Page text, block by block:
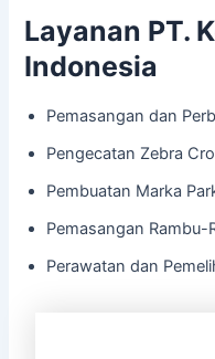
Layanan PT.
Indonesia
Pemasangan dan
Pengecatan Zebra
Pembuatan Marka
Pemasangan Rambu-
Perawatan dan